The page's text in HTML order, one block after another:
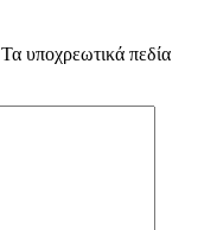
Τα υποχρεωτικά πεδία